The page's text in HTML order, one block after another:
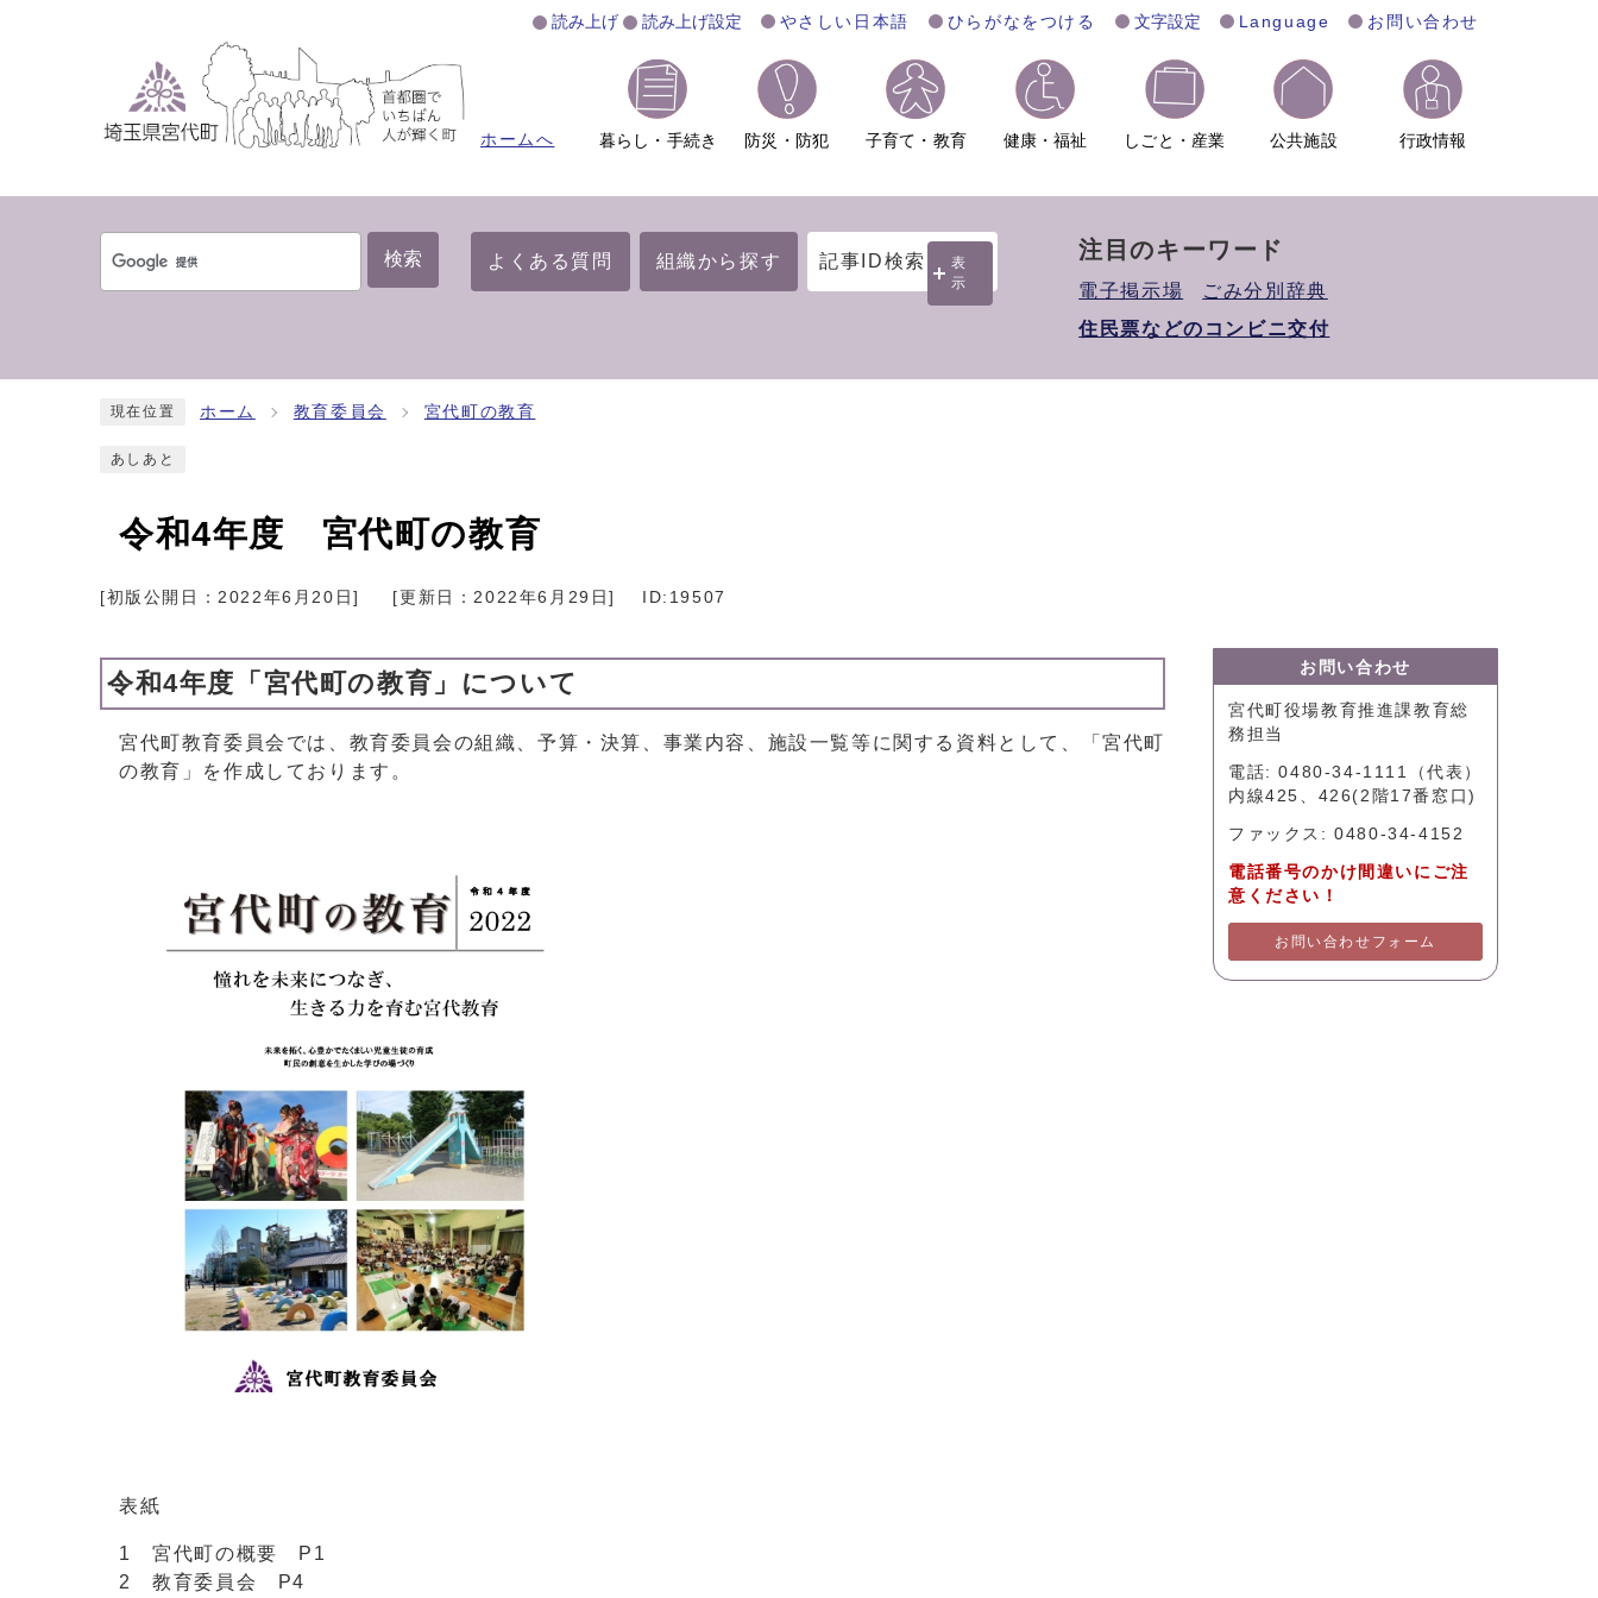
読み上げ 読み上げ設定 やさしい日本語 ひらがなをつける 文字設定 Language お問い合わせ
ホームへ 暮らし・手続き 防災・防犯 子育て・教育 健康・福祉 しごと・産業 公共施設 行政情報
検索 よくある質問 組織から探す 記事ID検索
表
示
注目のキーワード
電子掲示場
ごみ分別辞典
住民票などのコンビニ交付
現在位置 ホーム 教育委員会 宮代町の教育
あしあと
令和4年度 宮代町の教育
[初版公開日：2022年6月20日] [更新日：2022年6月29日] ID:19507
令和4年度「宮代町の教育」について
宮代町教育委員会では、教育委員会の組織、予算・決算、事業内容、施設一覧等に関する資料として、「宮代町
の教育」を作成しております。
表紙
1 宮代町の概要 P1
2 教育委員会 P4
お問い合わせ
宮代町役場教育推進課教育総
務担当
電話: 0480-34-1111（代表）
内線425、426(2階17番窓口)
ファックス: 0480-34-4152
電話番号のかけ間違いにご注
意ください！
お問い合わせフォーム